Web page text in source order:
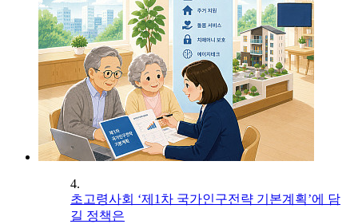
4.
초고령사회 ‘제1차 국가인구전략 기본계획’에 담
길 정책은